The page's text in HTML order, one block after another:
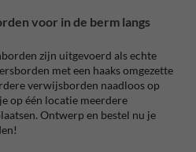
voor in de berm langs
zijn uitgevoerd als echte
met een haaks omgezette
verwijsborden naadloos op
op één locatie meerdere
Ontwerp en bestel nu je